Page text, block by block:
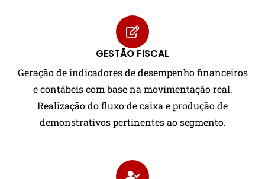
GESTÃO FISCAL
Geração de indicadores de desempenho financeiros
e contábeis com base na movimentação real.
Realização do fluxo de caixa e produção de
demonstrativos pertinentes ao segmento.